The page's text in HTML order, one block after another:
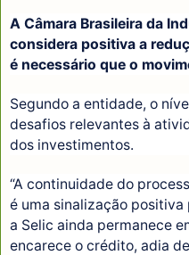
A Câmara Brasileira da
considera positiva a
é necessário que o
Segundo a entidade, o
desafios relevantes à
dos investimentos.
“A continuidade do
é uma sinalização positiva
a Selic ainda permanece
encarece o crédito, adia